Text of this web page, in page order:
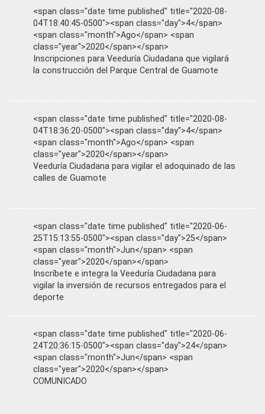
<span class="date time published" title="2020-08-
04T18:40:45-0500"><span class="day">4</span>
<span class="month">Ago</span> <span
class="year">2020</span></span>
Inscripciones para Veeduría Ciudadana que vigilará
la construcción del Parque Central de Guamote
<span class="date time published" title="2020-08-
04T18:36:20-0500"><span class="day">4</span>
<span class="month">Ago</span> <span
class="year">2020</span></span>
Veeduría Ciudadana para vigilar el adoquinado de las
calles de Guamote
<span class="date time published" title="2020-06-
25T15:13:55-0500"><span class="day">25</span>
<span class="month">Jun</span> <span
class="year">2020</span></span>
Inscríbete e integra la Veeduría Ciudadana para
vigilar la inversión de recursos entregados para el
deporte
<span class="date time published" title="2020-06-
24T20:36:15-0500"><span class="day">24</span>
<span class="month">Jun</span> <span
class="year">2020</span></span>
COMUNICADO